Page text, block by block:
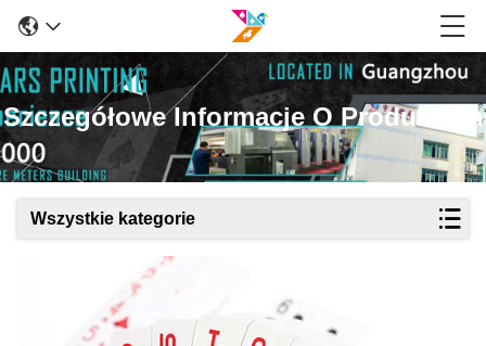
Szczegółowe Informacje O Produktach
Wszystkie kategorie